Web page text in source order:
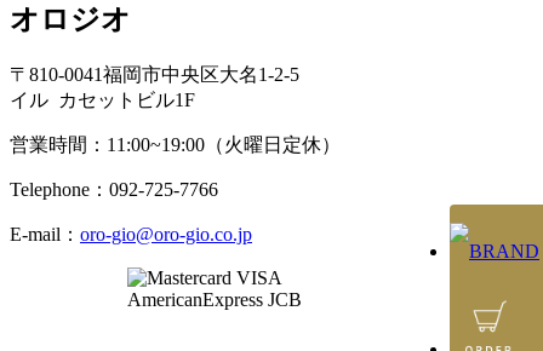
オロジオ
〒810-0041福岡市中央区大名1-2-5
イル カセットビル1F
営業時間：11:00~19:00（火曜日定休）
Telephone：092-725-7766
E-mail： oro-gio@oro-gio.co.jp